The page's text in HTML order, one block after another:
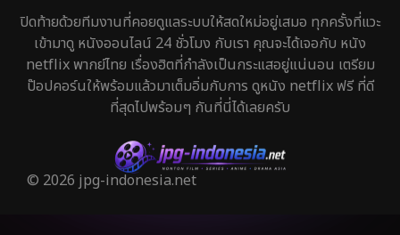
ปิดท้ายด้วยทีมงานที่คอยดูแลระบบให้สดใหม่อยู่เสมอ ทุกครั้งที่แวะ
เข้ามาดู หนังออนไลน์ 24 ชั่วโมง กับเรา คุณจะได้เจอกับ หนัง
netflix พากย์ไทย เรื่องฮิตที่กำลังเป็นกระแสอยู่แน่นอน เตรียม
ป๊อปคอร์นให้พร้อมแล้วมาเต็มอิ่มกับการ ดูหนัง netflix ฟรี ที่ดี
ที่สุดไปพร้อมๆ กันที่นี่ได้เลยครับ
© 2026 jpg-indonesia.net